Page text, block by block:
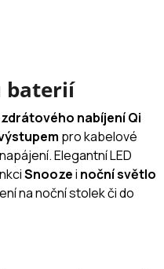
baterií
nabíjení Qi
pro kabelové
Elegantní LED
Snoozei noční světlo
na noční stolek či do